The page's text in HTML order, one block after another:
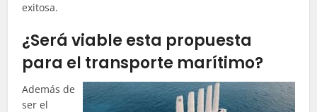
exitosa.
¿Será viable esta propuesta
para el transporte marítimo?
Además de
ser el